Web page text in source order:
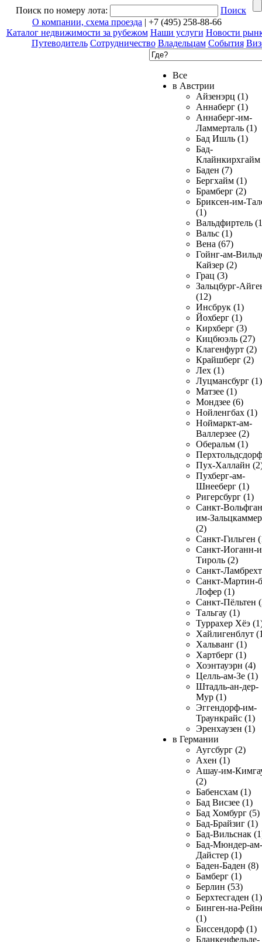
Поиск по номеру лота:
Поиск
О компании, схема проезда | +7 (495) 258-88-66
Каталог недвижимости за рубежом Наши услуги Новости
Путеводитель Сотрудничество Владельцам События
Все
в Австрии
Айзенэрц (1)
Аннаберг (1)
Аннаберг-им-
Ламмерталь (1)
Бад Ишль (1)
Бад-
Клайнкирхгайм
Баден (7)
Бергхайм (1)
Брамберг (2)
Бриксен-им-
(1)
Вальдфиртель
Вальс (1)
Вена (67)
Гойнг-ам-
Кайзер (2)
Грац (3)
Зальцбург-
(12)
Инсбрук (1)
Йохберг (1)
Кирхберг (3)
Кицбюэль (27)
Клагенфурт (2)
Крайшберг (2)
Лех (1)
Луцмансбург (1)
Матзее (1)
Мондзее (6)
Нойленгбах (1)
Ноймаркт-ам-
Валлерзее (2)
Оберальм (1)
Пух-Халлайн
Пухберг-ам-
Шнееберг (1)
Ригерсбург (1)
Санкт-
им-
(2)
Санкт-Гильген
Санкт-Иоганн-
Тироль (2)
Санкт-
Санкт-Мартин-
Лофер (1)
Санкт-Пёльтен
Тальгау (1)
Туррахер Хёэ
Хайлигенблут
Хальванг (1)
Хартберг (1)
Хоэнтауэрн (4)
Целль-ам-Зе (1)
Штадль-ан-дер-
Мур (1)
Эггендорф-им-
Траункрайс (1)
Эренхаузен (1)
в Германии
Аугсбург (2)
Ахен (1)
Ашау-им-
(2)
Бабенсхам (1)
Бад Висзее (1)
Бад Хомбург (5)
Бад-Брайзиг (1)
Бад-Вильснак
Бад-Мюндер-ам-
Дайстер (1)
Баден-Баден (8)
Бамберг (1)
Берлин (53)
Берхтесгаден (1)
Бинген-на-
(1)
Биссендорф (1)
Бланкенфельде-